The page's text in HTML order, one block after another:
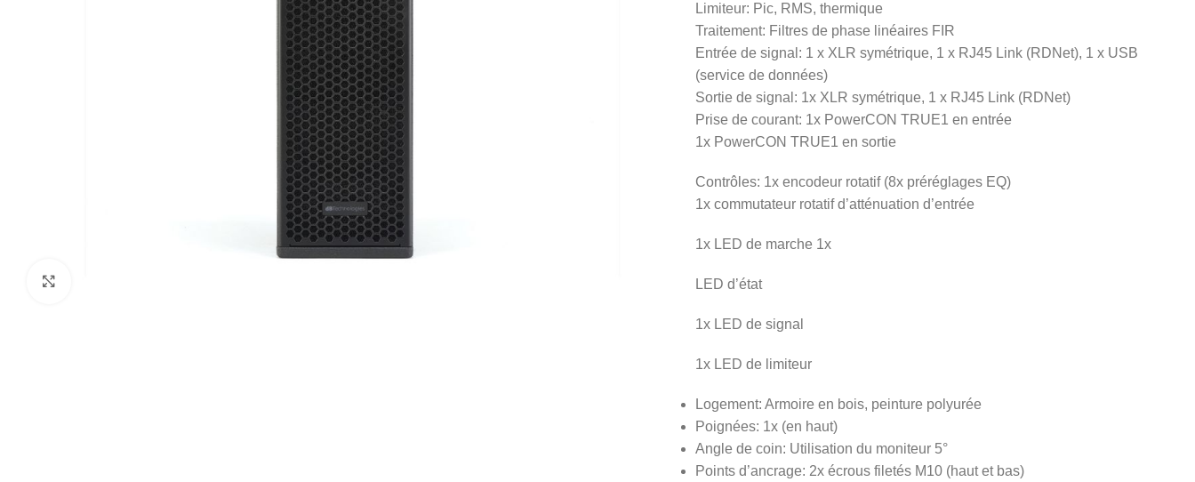
Limiteur: Pic, RMS, thermique
Traitement: Filtres de phase linéaires FIR
Entrée de signal: 1 x XLR symétrique, 1 x RJ45 Link (RDNet), 1 x USB
(service de données)
Sortie de signal: 1x XLR symétrique, 1 x RJ45 Link (RDNet)
Prise de courant: 1x PowerCON TRUE1 en entrée
1x PowerCON TRUE1 en sortie
Contrôles: 1x encodeur rotatif (8x préréglages EQ)
1x commutateur rotatif d’atténuation d’entrée
1x LED de marche 1x
LED d’état
1x LED de signal
1x LED de limiteur
Logement: Armoire en bois, peinture polyurée
Poignées: 1x (en haut)
Angle de coin: Utilisation du moniteur 5°
Points d’ancrage: 2x écrous filetés M10 (haut et bas)